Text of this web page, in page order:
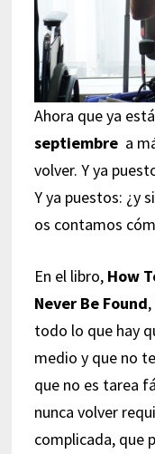
Ahora que ya
septiembre a
volver. Y ya
Y ya puestos: ¿y
os contamos
En el libro, How
Never Be Found
todo lo que hay
medio y que no
que no es tarea
nunca volver
complicada, que